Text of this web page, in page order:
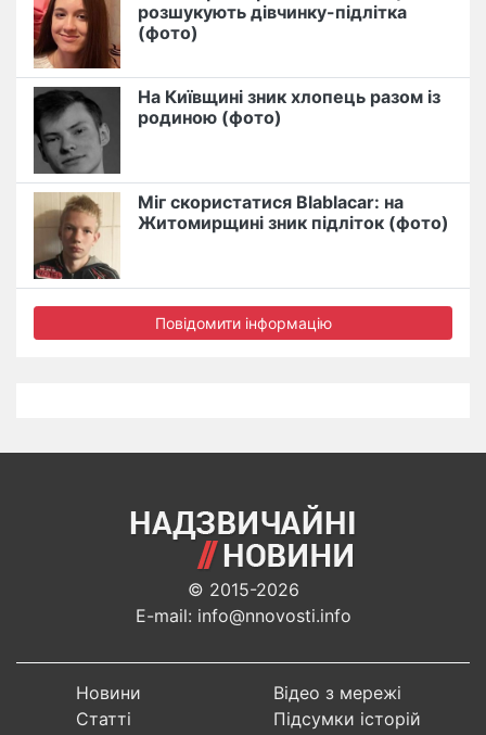
розшукують дівчинку-підлітка
(фото)
На Київщині зник хлопець разом із
родиною (фото)
Міг скористатися Blablacar: на
Житомирщині зник підліток (фото)
Повідомити інформацію
© 2015-2026
E-mail: info@nnovosti.info
Новини
Статті
Відео з мережі
Підсумки історій